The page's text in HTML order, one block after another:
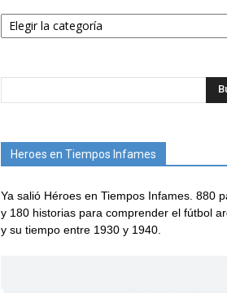
Categorías
Heroes en Tiempos Infames
Ya salió Héroes en Tiempos Infames. 880
y 180 historias para comprender el fútbol
y su tiempo entre 1930 y 1940.